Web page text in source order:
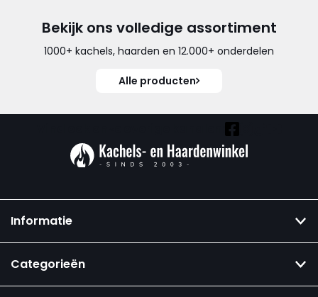
Bekijk ons volledige assortiment
1000+ kachels, haarden en 12.000+ onderdelen
Alle producten
Informatie
Categorieën